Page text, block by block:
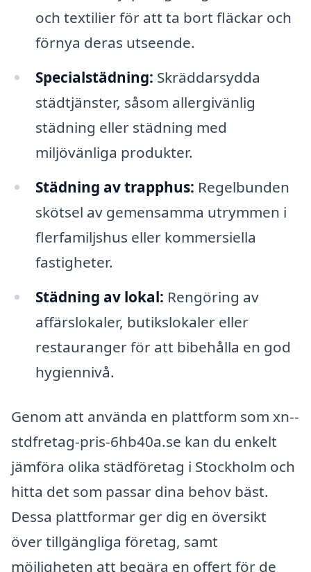
och textilier för att ta bort fläckar och
förnya deras utseende.
Specialstädning: Skräddarsydda
städtjänster, såsom allergivänlig
städning eller städning med
miljövänliga produkter.
Städning av trapphus: Regelbunden
skötsel av gemensamma utrymmen i
flerfamiljshus eller kommersiella
fastigheter.
Städning av lokal: Rengöring av
affärslokaler, butikslokaler eller
restauranger för att bibehålla en god
hygiennivå.
Genom att använda en plattform som xn--
stdfretag-pris-6hb40a.se kan du enkelt
jämföra olika städföretag i Stockholm och
hitta det som passar dina behov bäst.
Dessa plattformar ger dig en översikt
över tillgängliga företag, samt
möjligheten att begära en offert för de